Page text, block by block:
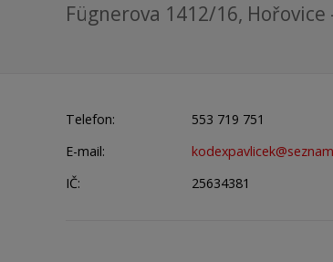
Fügnerova 1412/16, Hořovice
Telefon:
553 719 751
E-mail:
IČ:
25634381